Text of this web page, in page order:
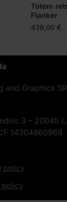
Totem
Flanker
439,00 €
and Graphics
3 – 20045
14304860969
policy
policy